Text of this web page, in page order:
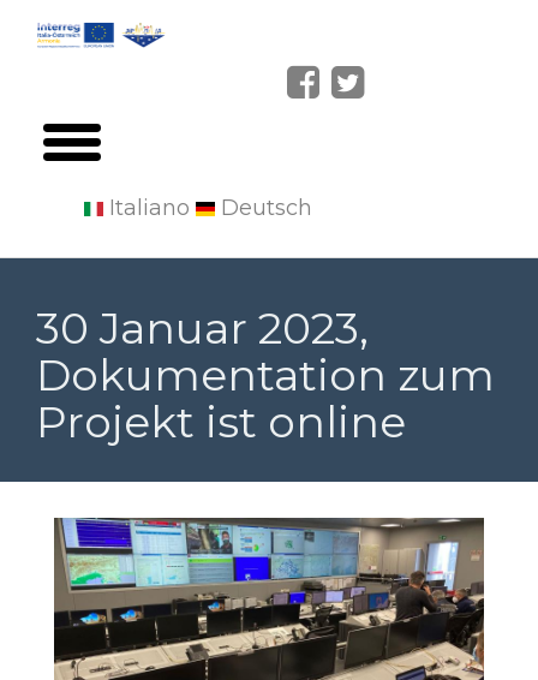
main
content
Italiano Deutsch
30 Januar 2023,
Dokumentation zum
Projekt ist online